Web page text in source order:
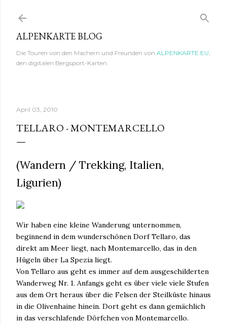
Direkt zum Hauptbereich
ALPENKARTE BLOG
Die Touren von den Machern und Freunden von ALPENKARTE.EU,
den digitalen Bergsport-Karten.
April 03, 2010
TELLARO - MONTEMARCELLO
(Wandern / Trekking, Italien,
Ligurien)
Wir haben eine kleine Wanderung unternommen,
beginnend in dem wunderschönen Dorf Tellaro, das
direkt am Meer liegt, nach Montemarcello, das in den
Hügeln über La Spezia liegt.
Von Tellaro aus geht es immer auf dem ausgeschilderten
Wanderweg Nr. 1. Anfangs geht es über viele viele Stufen
aus dem Ort heraus über die Felsen der Steilküste hinaus
in die Olivenhaine hinein. Dort geht es dann gemächlich
in das verschlafende Dörfchen von Montemarcello.